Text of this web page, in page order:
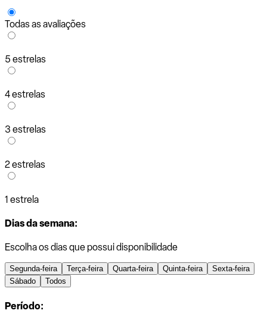
Todas as avaliações
5 estrelas
4 estrelas
3 estrelas
2 estrelas
1 estrela
Dias da semana:
Escolha os dias que possui disponibilidade
Segunda-feira Terça-feira Quarta-feira Quinta-feira
Sexta-feira
Sábado
Todos
Período: